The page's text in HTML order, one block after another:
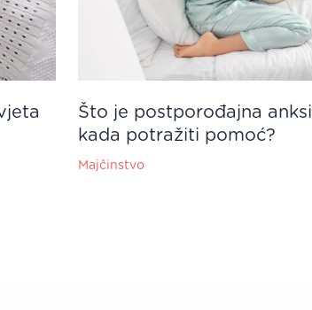
Što je postporođajna
kada potražiti pomoć?
Majčinstvo